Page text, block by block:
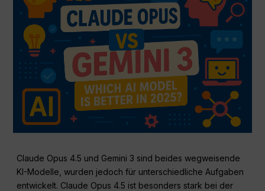
Claude Opus 4.5 und Gemini 3 sind beides wegweisende
KI-Modelle, wurden jedoch für unterschiedliche Aufgaben
entwickelt. Claude Opus 4.5 ist besonders stark bei der